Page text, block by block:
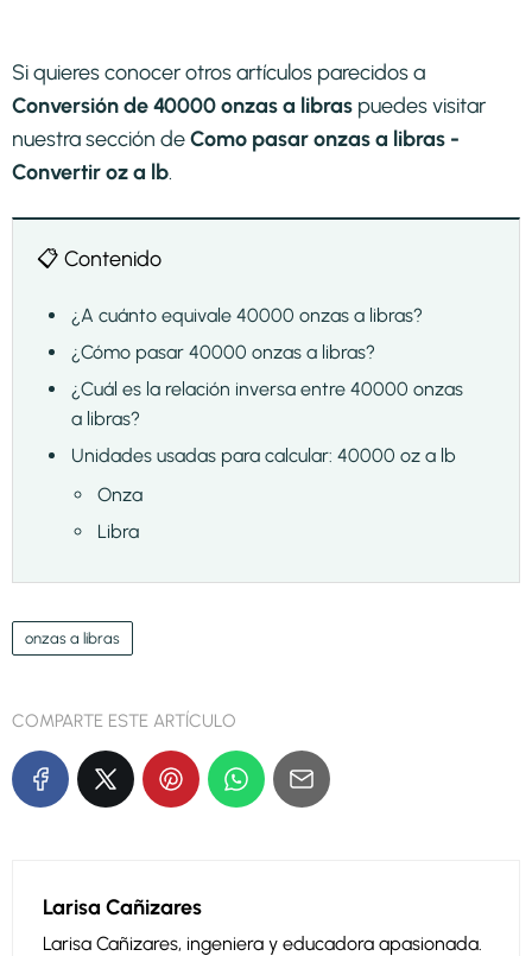
Si quieres conocer otros artículos parecidos a
Conversión de 40000 onzas a libras puedes visitar
nuestra sección deComo pasar onzas a libras -
Convertir oz a lb.
📋 Contenido
¿A cuánto equivale 40000 onzas a libras?
¿Cómo pasar 40000 onzas a libras?
¿Cuál es la relación inversa entre 40000 onzas
a libras?
Unidades usadas para calcular: 40000 oz a lb
Onza
Libra
onzas a libras
COMPARTE ESTE ARTÍCULO
Larisa Cañizares
Larisa Cañizares, ingeniera y educadora apasionada.